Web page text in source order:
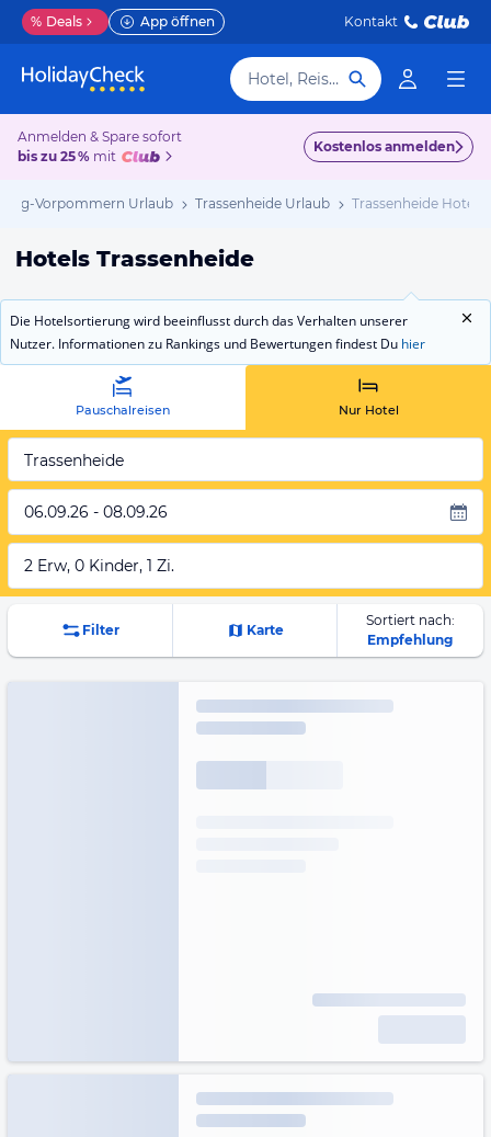
% Deals App öffnen Kontakt
Hotel, Reiseziel
Anmelden & Spare sofort
bis zu 25 % mit
Kostenlos anmelden
Vorpommern Urlaub Trassenheide Urlaub Trassenheide Hotels
Hotels Trassenheide
Die Hotelsortierung wird beeinflusst durch das Verhalten unserer
Nutzer. Informationen zu Rankings und Bewertungen findest Du hier
Pauschalreisen Nur Hotel
Trassenheide
06.09.26 - 08.09.26
2 Erw, 0 Kinder, 1 Zi.
Filter Karte
Sortiert nach:
Empfehlung